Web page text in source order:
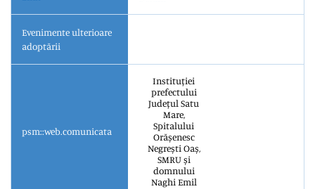
Evenimente ulterioare
adoptării
psm::web.comunicata
Instituției
prefectului
Județul Satu
Mare,
Spitalului
Orășenesc
Negrești Oaș,
SMRU și
domnului
Naghi Emil